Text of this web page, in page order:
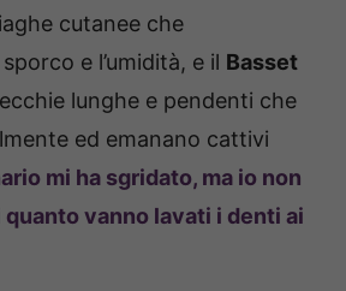
cutanee che
e l’umidità, e il Basset
lunghe e pendenti che
ed emanano cattivi
mi ha sgridato, ma io non
quanto vanno lavati i denti ai